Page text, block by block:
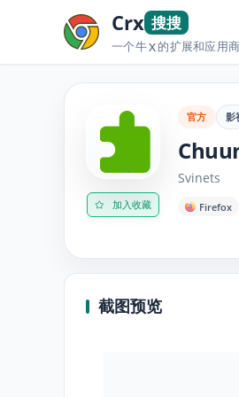
Crx 搜搜
一个牛X的扩展和应用
加入收藏
官方 影
Svinets
Firefox
截图预览